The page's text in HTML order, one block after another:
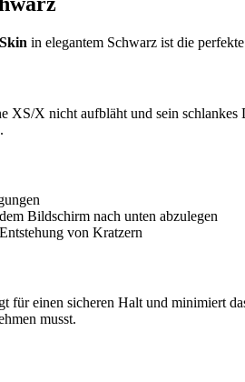
in elegantem Schwarz ist die
X nicht aufbläht und sein
Bildschirm nach unten abzulegen
von Kratzern
einen sicheren Halt und minimiert
musst.